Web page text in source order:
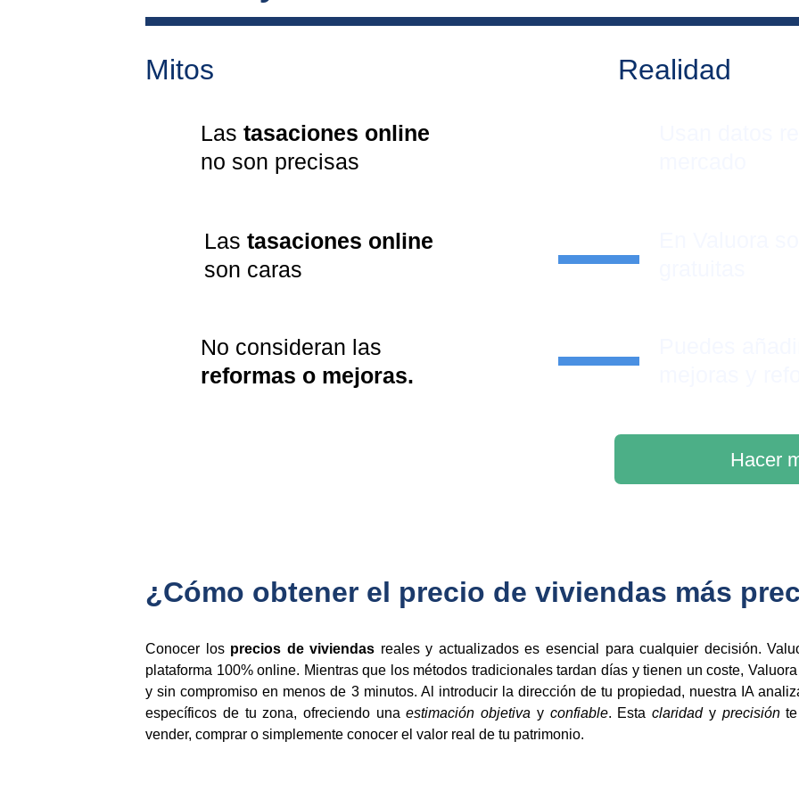
Hacer
Mitos Realidad
Las tasaciones online
no son precisas
Las tasaciones online
son caras
No consideran las
reformas o mejoras.
¿Cómo obtener el precio de viviendas más
Conocer los precios de viviendas reales y actualizados es esencial para cualquier decisión.
plataforma 100% online. Mientras que los métodos tradicionales tardan días y tienen un coste,
y sin compromiso en menos de 3 minutos. Al introducir la dirección de tu propiedad, nuestra IA
específicos de tu zona, ofreciendo unaestimación objetiva y confiable. Estaclaridady precisiónte
vender, comprar o simplemente conocer el valor real de tu patrimonio.